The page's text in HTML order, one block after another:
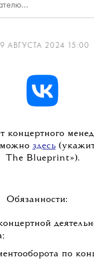
19 АВГУСТА 2024 15:00
концертного
можно здесь
The Blueprint»).
Обязанности:
по